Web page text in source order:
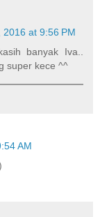
2016 at 9:56 PM
banyak Iva..
super kece ^^
AM